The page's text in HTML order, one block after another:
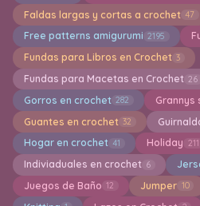
Faldas largas y cortas a crochet 47
Free patterns amigurumi 2195
Fundas para Libros en Crochet 3
Fundas para Macetas en Crochet 26
Gorros en crochet 282 Grannys
Guantes en crochet 32
Hogar en crochet 41 Holiday 211
Indiviaduales en crochet 6
Juegos de Baño 12 Jumper 10